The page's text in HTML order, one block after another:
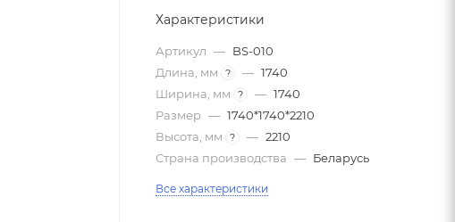
Характеристики
Артикул — BS-010
Длина, мм
? — 1740
Ширина, мм
? — 1740
Размер — 1740*1740*2210
Высота, мм
? — 2210
Страна производства — Беларусь
Все характеристики